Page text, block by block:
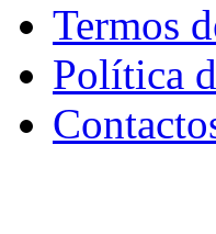
Termos
Política